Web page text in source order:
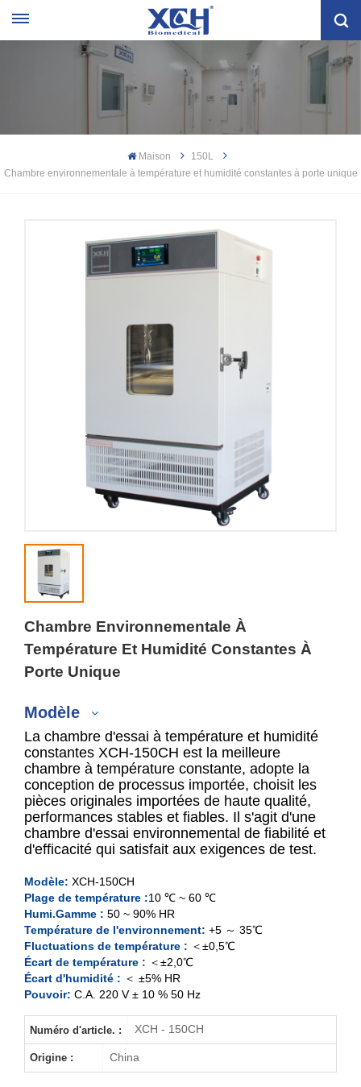
Maison
150L
Chambre environnementale à température et humidité constantes à porte unique
Chambre Environnementale À
Température Et Humidité Constantes À
Porte Unique
Modèle
150L
250L
500L
La chambre d'essai à température et humidité
constantes XCH-150CH est la meilleure
chambre à température constante, adopte la
conception de processus importée, choisit les
pièces originales importées de haute qualité,
performances stables et fiables. Il s'agit d'une
chambre d'essai environnemental de fiabilité et
d'efficacité qui satisfait aux exigences de test.
Modèle: XCH-150CH
Plage de température :10 ℃ ~ 60 ℃
Humi.Gamme : 50 ~ 90% HR
Température de l'environnement: +5 ～ 35℃
Fluctuations de température : ＜±0,5℃
Écart de température : ＜±2,0℃
Écart d'humidité : ＜ ±5% HR
Pouvoir: C.A. 220 V ± 10 % 50 Hz
Numéro d'article. : XCH - 150CH
Origine : China